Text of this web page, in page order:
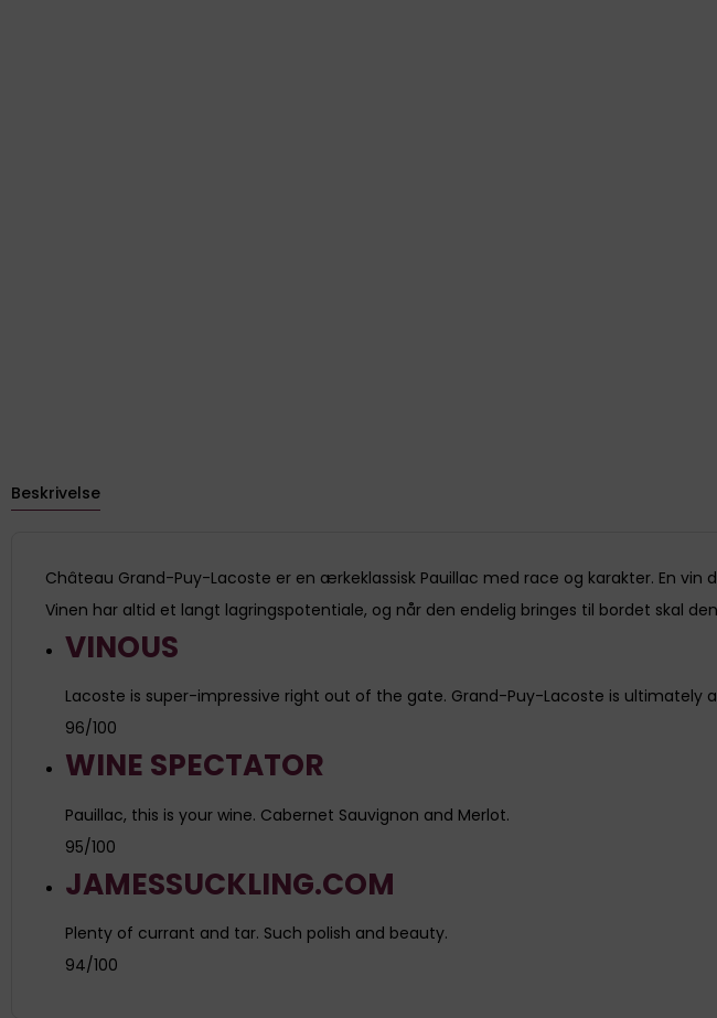
Beskrivelse
Château Grand-Puy-Lacoste er en ærkeklassisk Pauillac med race og karakter. En
Vinen har altid et langt lagringspotentiale, og når den endelig bringes til bordet skal
VINOUS
Lacoste is super-impressive right out of the gate. Grand-Puy-Lacoste is
96/100
WINE SPECTATOR
Pauillac, this is your wine. Cabernet Sauvignon and Merlot.
95/100
JAMESSUCKLING.COM
Plenty of currant and tar. Such polish and beauty.
94/100